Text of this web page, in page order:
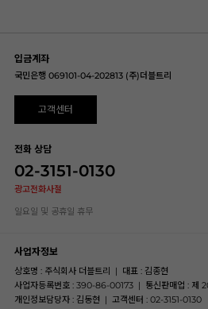
입금계좌
국민은행 069101-04-202813 (주)더블트리
고객센터
전화 상담
02-3151-0130
광고전화사절
일요일 및 공휴일 휴무
사업자정보
상호명 : 주식회사 더블트리 | 대표 : 김종현
사업자등록번호 : 390-86-00173 | 통신판매업 : 제
개인정보담당자 : 김동현 | 고객센터 : 02-3151-0130